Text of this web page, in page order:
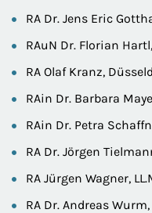
RA Dr. Jens Eric
RAuN Dr. Florian
RA Olaf Kranz,
RAin Dr. Barbara
RAin Dr. Petra
RA Dr. Jörgen
RA Jürgen Wagner,
RA Dr. Andreas